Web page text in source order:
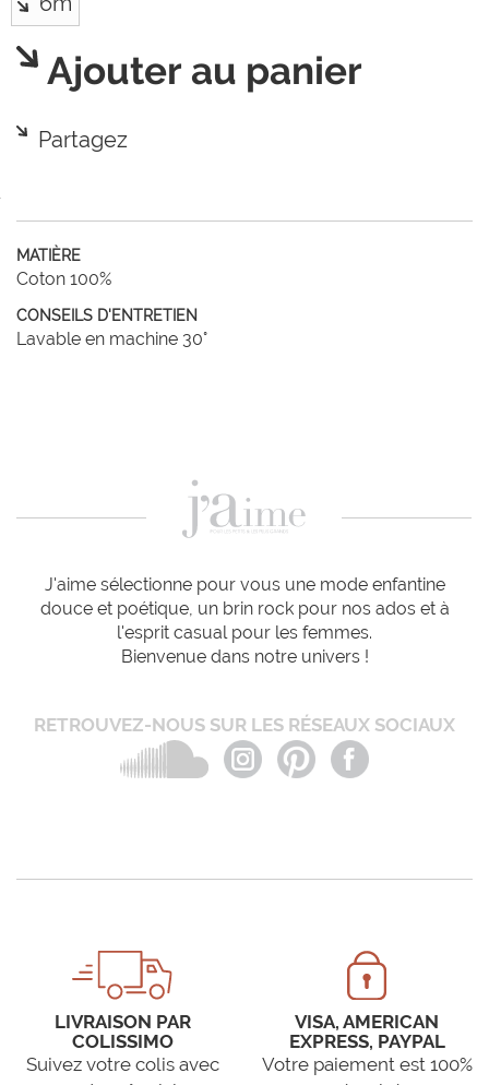
Ajouter au panier
Partagez
MATIÈRE
Coton 100%
CONSEILS D'ENTRETIEN
Lavable en machine 30°
J'aime sélectionne pour vous une mode enfantine
douce et poétique, un brin rock pour nos ados et à
l'esprit casual pour les femmes.
Bienvenue dans notre univers !
RETROUVEZ-NOUS SUR LES RÉSEAUX SOCIAUX
LIVRAISON PAR
COLISSIMO
Suivez votre colis avec
VISA, AMERICAN
EXPRESS, PAYPAL
Votre paiement est 100%